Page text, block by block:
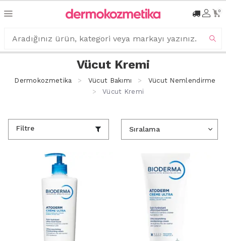
0
Vücut Kremi
Dermokozmetika Vücut Bakımı
Vücut Nemlendirme
Vücut Kremi
Filtre